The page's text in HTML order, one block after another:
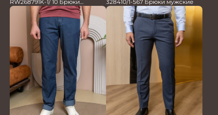
RW268791K-1/ 10 Брюки
мужские т.син. 100% Лён
328410/1-567 Брюки мужские